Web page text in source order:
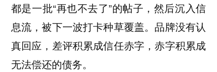
都是一批“再也不去了”的帖子，然后沉入信
息流，被下一波打卡种草覆盖。品牌没有认
真回应，差评积累成信任赤字，赤字积累成
无法偿还的债务。